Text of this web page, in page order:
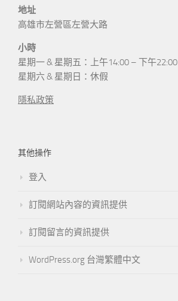
地址
高雄市左營區左營大路
小時
星期一 & 星期五：上午14:00 – 下午22:00
星期六 & 星期日：休假
隱私政策
其他操作
登入
訂閱網站內容的資訊提供
訂閱留言的資訊提供
WordPress.org 台灣繁體中文